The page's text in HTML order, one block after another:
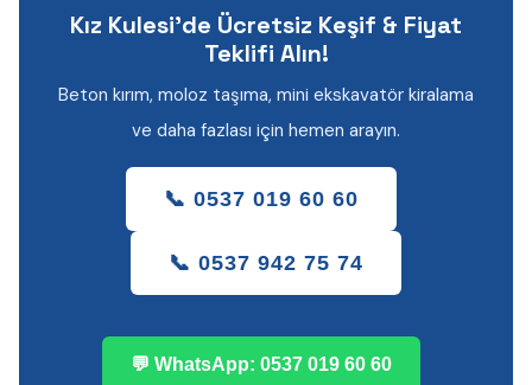
Kız Kulesi'de Ücretsiz Keşif & Fiyat
Teklifi Alın!
Beton kırım, moloz taşıma, mini ekskavatör kiralama
ve daha fazlası için hemen arayın.
📞 0537 019 60 60
📞 0537 942 75 74
💬 WhatsApp: 0537 019 60 60